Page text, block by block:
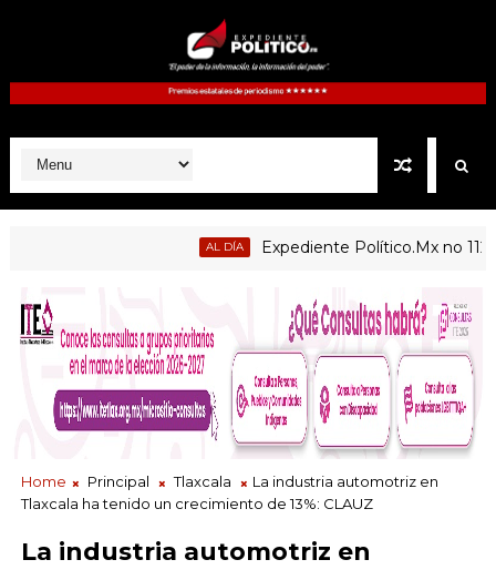
Expediente Político.Mx no 1126
Home Principal Tlaxcala
La industria automotriz en
Tlaxcala ha tenido un crecimiento de 13%: CLAUZ
La industria automotriz en